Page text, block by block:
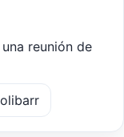
reunión de